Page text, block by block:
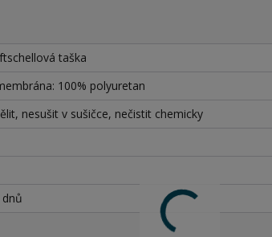
taška
100% polyuretan
nesušit v sušičce, nečistit chemicky